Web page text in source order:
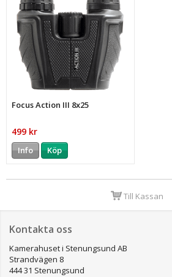
Focus Action III 8x25
499 kr
Info Köp
Till Kassan
Kontakta oss
Kamerahuset i Stenungsund AB
Strandvägen 8
444 31 Stenungsund